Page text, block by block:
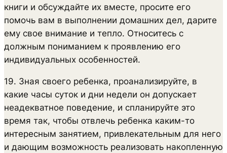
книги и обсуждайте их вместе, просите его
помочь вам в выполнении домашних дел, дарите
ему свое внимание и тепло. Относитесь с
должным пониманием к проявлению его
индивидуальных особенностей.
19. Зная своего ребенка, проанализируйте, в
какие часы суток и дни недели он допускает
неадекватное поведение, и спланируйте это
время так, чтобы отвлечь ребенка каким-то
интересным занятием, привлекательным для него
и дающим возможность реализовать накопленную